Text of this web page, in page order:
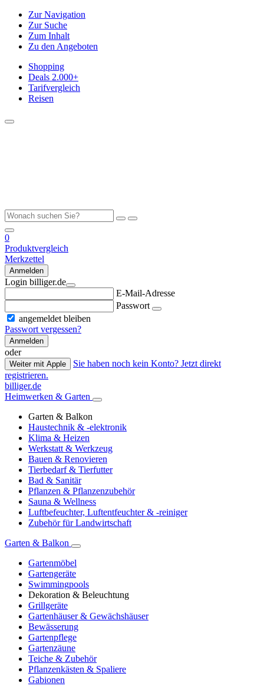
Zur Navigation
Zur Suche
Zum Inhalt
Zu den Angeboten
Shopping
Deals 2.000+
Tarifvergleich
Reisen
0
Produktvergleich
Merkzettel
Anmelden
Login billiger.de
E-Mail-Adresse
Passwort
angemeldet bleiben
Passwort vergessen?
Anmelden
oder
Weiter mit Apple
Sie haben noch kein Konto? Jetzt direkt
registrieren.
billiger.de
Heimwerken & Garten
Garten & Balkon
Haustechnik & -elektronik
Klima & Heizen
Werkstatt & Werkzeug
Bauen & Renovieren
Tierbedarf & Tierfutter
Bad & Sanitär
Pflanzen & Pflanzenzubehör
Sauna & Wellness
Luftbefeuchter, Luftentfeuchter & -reiniger
Zubehör für Landwirtschaft
Garten & Balkon
Gartenmöbel
Gartengeräte
Swimmingpools
Dekoration & Beleuchtung
Grillgeräte
Gartenhäuser & Gewächshäuser
Bewässerung
Gartenpflege
Gartenzäune
Teiche & Zubehör
Pflanzenkästen & Spaliere
Gabionen